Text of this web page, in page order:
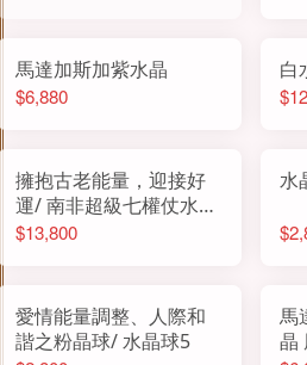
馬達加斯加紫水晶
$6,880
白
擁抱古老能量，迎接好
運/ 南非超級七權仗水晶
一對
$13,800
水
愛情能量調整、人際和
諧之粉晶球/ 水晶球5
馬
晶